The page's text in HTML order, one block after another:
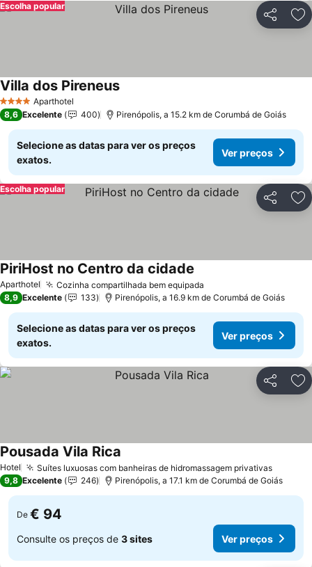
Partilhar
Escolha popular
4 EstrelasAparthotel
Villa dos PireneusVer preços
8,6 Excelente 400 Pirenópolis, a 15.2 km de Corumbá de Goiás
Selecione as datas para ver os preços
exatos.
Ver preços
Partilhar
Escolha popular
Aparthotel Cozinha compartilhada bem equipada
PiriHost no Centro da cidade
8,9 Excelente 133 Pirenópolis, a 16.9 km de Corumbá de Goiás
Selecione as datas para ver os preços
exatos.
Ver preços
Partilhar
Hotel Suítes luxuosas com banheiras de hidromassagem privativasVer
Pousada Vila Rica
9,8 Excelente 246 Pirenópolis, a 17.1 km de Corumbá de Goiás
De € 94
Consulte os preços de 3 sites Ver preços